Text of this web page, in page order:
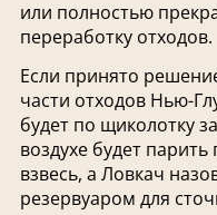
или полностью
переработку отходов.
Если принято
части отходов Нью-
будет по щиколотку
воздухе будет
взвесь, а Ловкач
резервуаром для